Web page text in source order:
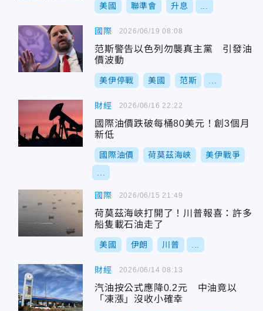
美國 聯準會 升息
國際
范斯警告以色列勿襲真主黨 引發油
價波動
美伊停戰 美國 范斯
2026/06/19 08:08
財經
國際油價跌破每桶80美元！創3個月
新低
國際油價 荷莫茲海峽 美伊戰爭
2026/06/16 22:22
國際
荷莫茲海峽打開了！川普報喜：許多
船隻載石油走了
美國 伊朗 川普
2026/06/15 21:49
財經
汽油按公式應降0.2元 中油竟以
「凍漲」沒收小確幸
2026/06/14 08:13